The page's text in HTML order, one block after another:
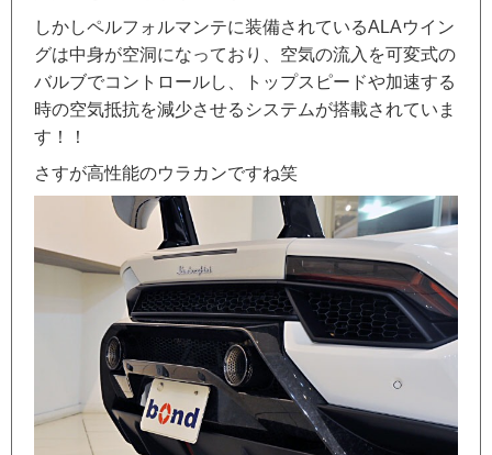
しかしペルフォルマンテに装備されているALAウイン
グは中身が空洞になっており、空気の流入を可変式の
バルブでコントロールし、トップスピードや加速する
時の空気抵抗を減少させるシステムが搭載されていま
す！！
さすが高性能のウラカンですね笑